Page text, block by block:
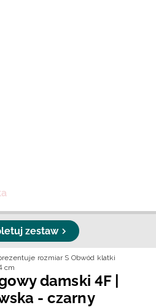
zestaw
rozmiar S Obwód klatki
cm
damski 4F |
- czarny